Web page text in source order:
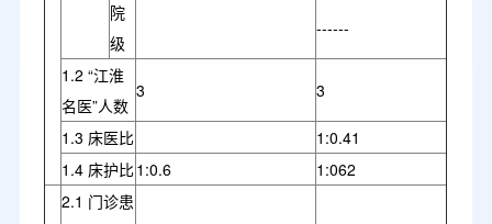
院
级
------
1.2 “江淮
名医”人数
3 3
1.3 床医比
1:0.41
1.4 床护比1:0.6
1:062
2.1 门诊患